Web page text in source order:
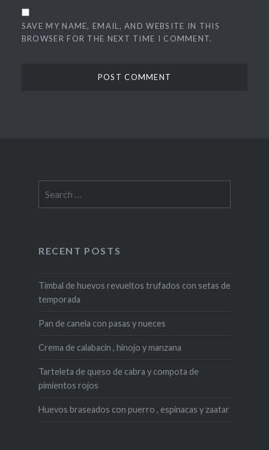
SAVE MY NAME, EMAIL, AND WEBSITE IN THIS
BROWSER FOR THE NEXT TIME I COMMENT.
for:
RECENT POSTS
Timbal de huevos revueltos trufados con setas de
temporada
Pan de canela con pasas y nueces
Crema de calabacín , hinojo y manzana
Tarteleta de queso de cabra y compota de
pimientos rojos
Huevos braseados con puerro , espinacas y zaatar